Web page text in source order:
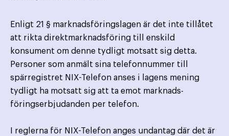
Enligt 21 § marknadsföringslagen är det inte tillåtet
att rikta direktmarknadsföring till enskild
konsument om denne tydligt motsatt sig detta.
Personer som anmält sina telefonnummer till
spärregistret NIX-Telefon anses i lagens mening
tydligt ha motsatt sig att ta emot marknads­
föringserbjudanden per telefon.
I reglerna för NIX-Telefon anges undantag där det är